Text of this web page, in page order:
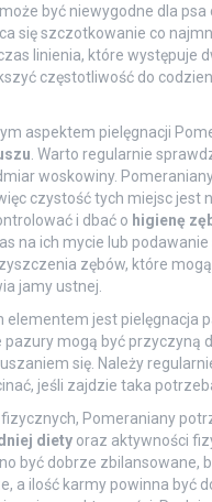
być niewygodne dla
się szczotkowanie co
linienia, które występuje
częstotliwość do
aspektem pielęgnacji
. Warto regularnie
woskowiny.
czystość tych miejsc jest
i dbać o higienę
na ich mycie lub podawanie
zębów, które
jamy ustnej.
elementem jest pielęgnacja
pazury mogą być przyczyną
się. Należy
jeśli zajdzie taka
Pomeraniany
diety oraz aktywności
być dobrze zbilansowane,
a ilość karmy powinna być